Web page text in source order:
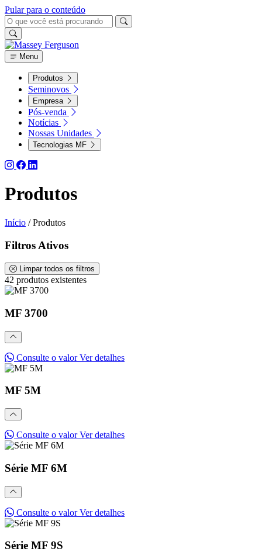
Pular para o conteúdo
Menu
Produtos
Seminovos
Empresa
Pós-venda
Notícias
Nossas Unidades
Tecnologias MF
Produtos
Início / Produtos
Filtros Ativos
Limpar todos os filtros
42 produtos existentes
MF 3700
Consulte o valorVer detalhes
MF 5M
Consulte o valorVer detalhes
Série MF 6M
Consulte o valorVer detalhes
Série MF 9S